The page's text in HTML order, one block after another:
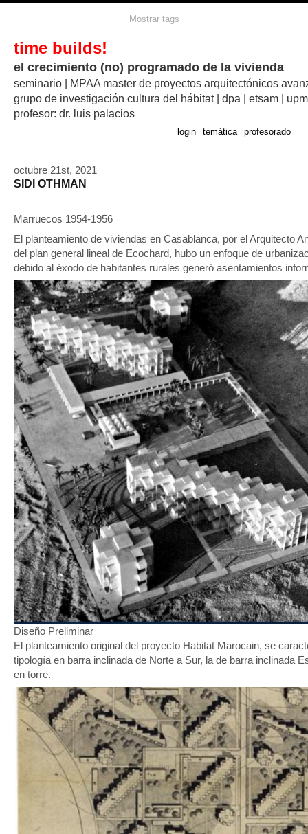
Mostrar tags
time builds!
el crecimiento (no) programado de la vivienda
seminario | MPAA master de proyectos arquitectónicos
grupo de investigación cultura del hábitat | dpa | etsam | upm
profesor: dr. luis palacios
login temática profesorado
octubre 21st, 2021
SIDI OTHMAN
Marruecos 1954-1956
El planteamiento de viviendas en Casablanca, por el Arquitecto
del plan general lineal de Ecochard, hubo un enfoque de
debido al éxodo de habitantes rurales generó asentamientos
Diseño Preliminar
El planteamiento original del proyecto Habitat Marocain, se
tipología en barra inclinada de Norte a Sur, la de barra inclinada
en torre.